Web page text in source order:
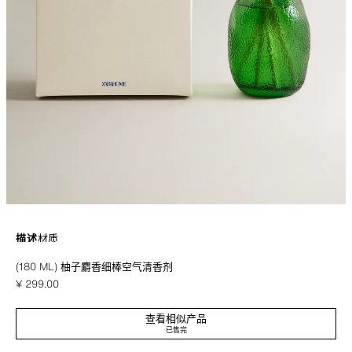
描述材质
细棒空气清香剂，可在空间中均匀散发香气。
柑橘花 | 一种充满活力和舒适的香氛，柑橘和橙子的清新柑橘香与绿茶和肉豆
蔻的辛辣中调融合，基调是香草和柑橘酱的甜美包裹。
印花 5418/703/047
(180 ML) 柚子麝香细棒空气清香剂
¥ 299.00
查看相似产品
已售完
¥